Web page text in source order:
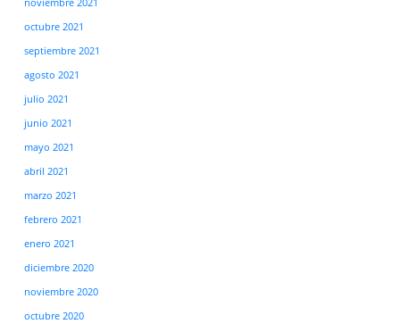
octubre 2021
septiembre 2021
agosto 2021
julio 2021
junio 2021
mayo 2021
abril 2021
marzo 2021
febrero 2021
enero 2021
diciembre 2020
noviembre 2020
octubre 2020